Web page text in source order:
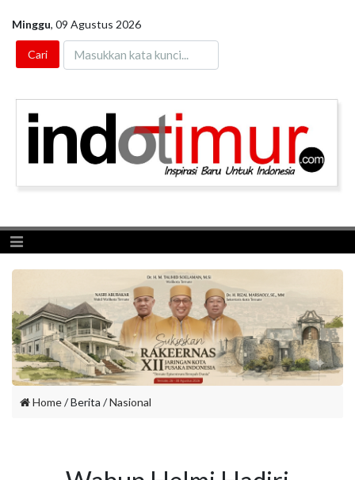
Minggu, 09 Agustus 2026
Toggle navigation
Home/ Berita /Nasional